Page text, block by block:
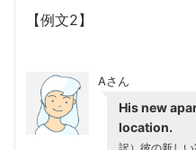
【例文2】
Aさん
His new
location.